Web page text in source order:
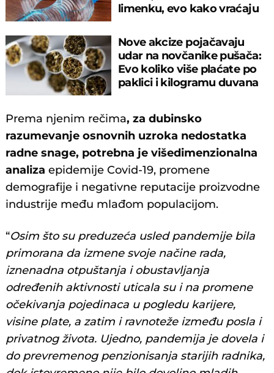
limenku, evo kako vraćaju
Nove akcize pojačavaju
udar na novčanike pušača:
Evo koliko više plaćate po
paklici i kilogramu duvana
Prema njenim rečima, za dubinsko
razumevanje osnovnih uzroka nedostatka
radne snage, potrebna je višedimenzionalna
analiza epidemije Covid-19, promene
demografije i negativne reputacije proizvodne
industrije među mlađom populacijom.
“Osim što su preduzeća usled pandemije bila
primorana da izmene svoje načine rada,
iznenadna otpuštanja i obustavljanja
određenih aktivnosti uticala su i na promene
očekivanja pojedinaca u pogledu karijere,
visine plate, a zatim i ravnoteže između posla i
privatnog života. Ujedno, pandemija je dovela i
do prevremenog penzionisanja starijih radnika,